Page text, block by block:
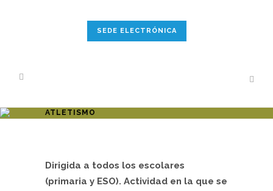
SEDE ELECTRÓNICA
ATLETISMO
Dirigida a todos los escolares
(primaria y ESO). Actividad en la que se